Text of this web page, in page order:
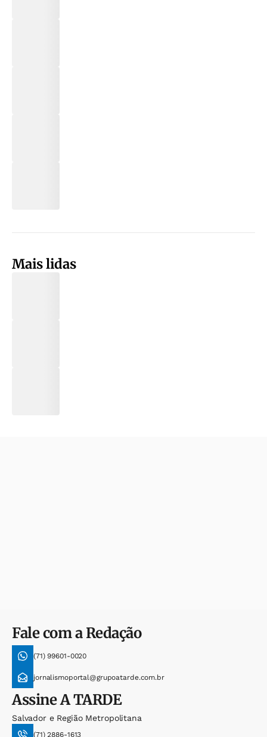
Mais lidas
Fale com a Redação
(71) 99601-0020
jornalismoportal@grupoatarde.com.br
AssineA TARDE
Salvador e Região Metropolitana
(71) 2886-1613